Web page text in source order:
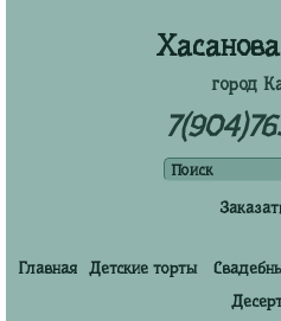
город
Главная Детские торты